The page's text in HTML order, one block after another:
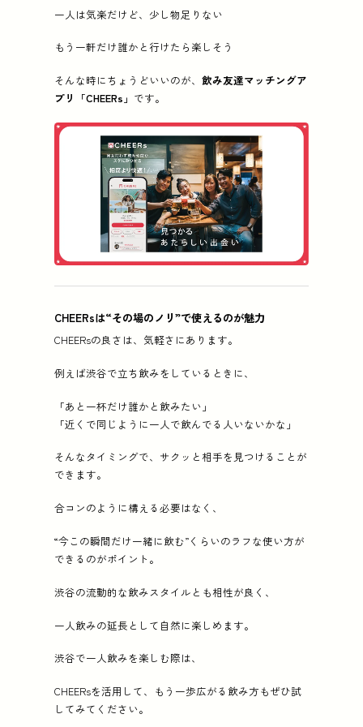
一人は気楽だけど、少し物足りない
もう一軒だけ誰かと行けたら楽しそう
そんな時にちょうどいいのが、飲み友達マッチングア
プリ「CHEERs」 です。
CHEERsは“その場のノリ”で使えるのが魅力
CHEERsの良さは、気軽さにあります。
例えば渋谷で立ち飲みをしているときに、
「あと一杯だけ誰かと飲みたい」
「近くで同じように一人で飲んでる人いないかな」
そんなタイミングで、サクッと相手を見つけることが
できます。
合コンのように構える必要はなく、
“今この瞬間だけ一緒に飲む”くらいのラフな使い方が
できるのがポイント。
渋谷の流動的な飲みスタイルとも相性が良く、
一人飲みの延長として自然に楽しめます。
渋谷で一人飲みを楽しむ際は、
CHEERsを活用して、もう一歩広がる飲み方もぜひ試
してみてください。